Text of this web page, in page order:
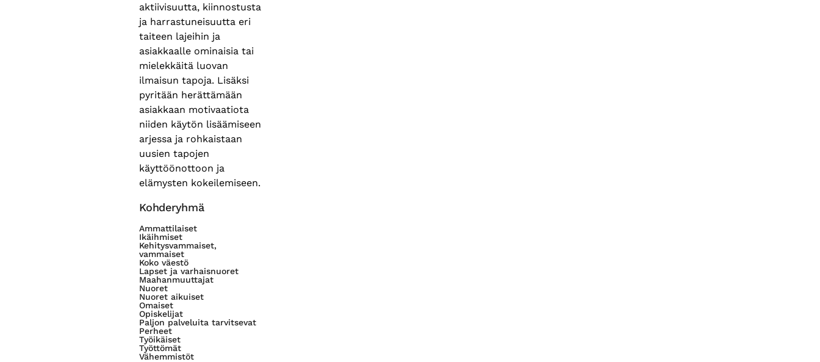
aktiivisuutta, kiinnostusta
ja harrastuneisuutta eri
taiteen lajeihin ja
asiakkaalle ominaisia tai
mielekkäitä luovan
ilmaisun tapoja. Lisäksi
pyritään herättämään
asiakkaan motivaatiota
niiden käytön lisäämiseen
arjessa ja rohkaistaan
uusien tapojen
käyttöönottoon ja
elämysten kokeilemiseen.
Kohderyhmä
Ammattilaiset
Ikäihmiset
Kehitysvammaiset,
vammaiset
Koko väestö
Lapset ja varhaisnuoret
Maahanmuuttajat
Nuoret
Nuoret aikuiset
Omaiset
Opiskelijat
Paljon palveluita tarvitsevat
Perheet
Työikäiset
Työttömät
Vähemmistöt